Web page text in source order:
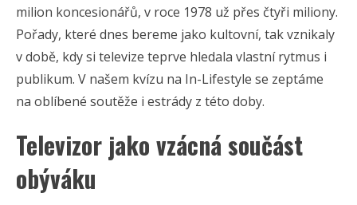
milion koncesionářů, v roce 1978 už přes čtyři miliony.
Pořady, které dnes bereme jako kultovní, tak vznikaly
v době, kdy si televize teprve hledala vlastní rytmus i
publikum. V našem kvízu na In-Lifestyle se zeptáme
na oblíbené soutěže i estrády z této doby.
Televizor jako vzácná součást
obýváku